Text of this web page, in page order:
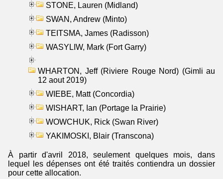
STONE, Lauren (Midland)
SWAN, Andrew (Minto)
TEITSMA, James (Radisson)
WASYLIW, Mark (Fort Garry)
WHARTON, Jeff (Riviere Rouge Nord) (Gimli au
12 aout 2019)
WIEBE, Matt (Concordia)
WISHART, Ian (Portage la Prairie)
WOWCHUK, Rick (Swan River)
YAKIMOSKI, Blair (Transcona)
À partir d'avril 2018, seulement quelques mois, dans
lequel les dépenses ont été traités contiendra un dossier
pour cette allocation.